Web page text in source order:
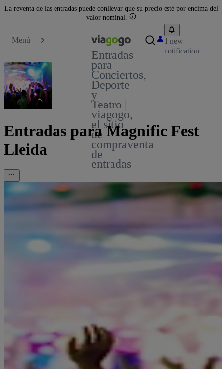
La reventa de las entradas puede conllevar que su precio esté por encima del
valor nominal.
Menú
Entradas
para
Conciertos,
Deporte
y
Teatro |
viagogo,
el sitio
de
compraventa
de
entradas
1 new
notification
Entradas para Magnific Fest
Lleida